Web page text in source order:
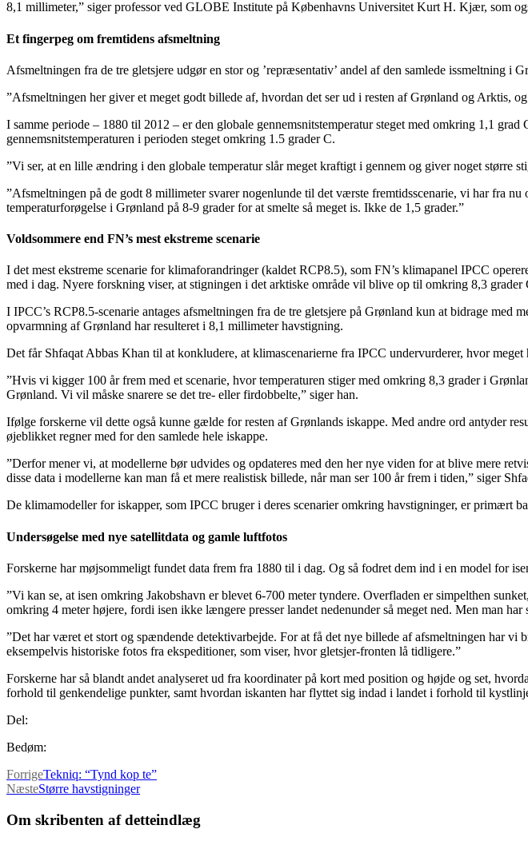
8,1 millimeter,” siger professor ved GLOBE Institute på Københavns Universitet Kurt H. Kjær, som
Et fingerpeg om fremtidens afsmeltning
Afsmeltningen fra de tre gletsjere udgør en stor og ’repræsentativ’ andel af den samlede issmeltning i
”Afsmeltningen her giver et meget godt billede af, hvordan det ser ud i resten af Grønland og Arktis,
I samme periode – 1880 til 2012 – er den globale gennemsnitstemperatur steget med omkring 1,1
gennemsnitstemperaturen i perioden steget omkring 1.5 grader C.
”Vi ser, at en lille ændring i den globale temperatur slår meget kraftigt i gennem og giver noget større
”Afsmeltningen på de godt 8 millimeter svarer nogenlunde til det værste fremtidsscenarie, vi har fra
temperaturforøgelse i Grønland på 8-9 grader for at smelte så meget is. Ikke de 1,5 grader.”
Voldsommere end FN’s mest ekstreme scenarie
I det mest ekstreme scenarie for klimaforandringer (kaldet RCP8.5), som FN’s klimapanel IPCC
med i dag. Nyere forskning viser, at stigningen i det arktiske område vil blive op til omkring 8,3 grader
I IPCC’s RCP8.5-scenarie antages afsmeltningen fra de tre gletsjere på Grønland kun at bidrage
opvarmning af Grønland har resulteret i 8,1 millimeter havstigning.
Det får Shfaqat Abbas Khan til at konkludere, at klimascenarierne fra IPCC undervurderer, hvor meget
”Hvis vi kigger 100 år frem med et scenarie, hvor temperaturen stiger med omkring 8,3 grader i
Grønland. Vi vil måske snarere se det tre- eller firdobbelte,” siger han.
Ifølge forskerne vil dette også kunne gælde for resten af Grønlands iskappe. Med andre ord antyder
øjeblikket regner med for den samlede hele iskappe.
”Derfor mener vi, at modellerne bør udvides og opdateres med den her nye viden for at blive mere
disse data i modellerne kan man få et mere realistisk billede, når man ser 100 år frem i tiden,” siger
De klimamodeller for iskapper, som IPCC bruger i deres scenarier omkring havstigninger, er primært
Undersøgelse med nye satellitdata og gamle luftfotos
Forskerne har møjsommeligt fundet data frem fra 1880 til i dag. Og så fodret dem ind i en model for
”Vi kan se, at isen omkring Jakobshavn er blevet 6-700 meter tyndere. Overfladen er simpelthen
omkring 4 meter højere, fordi isen ikke længere presser landet nedenunder så meget ned. Men man
”Det har været et stort og spændende detektivarbejde. For at få det nye billede af afsmeltningen har
eksempelvis historiske fotos fra ekspeditioner, som viser, hvor gletsjer-fronten lå tidligere.”
Forskerne har så blandt andet analyseret ud fra koordinater på kort med position og højde og set,
forhold til genkendelige punkter, samt hvordan iskanten har flyttet sig indad i landet i forhold til
Del:
Bedøm:
ForrigeTekniq: “Tynd kop te”
NæsteStørre havstigninger
Om skribenten af detteindlæg